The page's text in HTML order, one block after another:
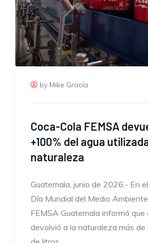
by Mike Gracía
Coca-Cola FEMSA
+100% del agua
naturaleza
Guatemala, junio de 2026.- En
Día Mundial del Medio
FEMSA Guatemala informó
devolvió a la naturaleza más